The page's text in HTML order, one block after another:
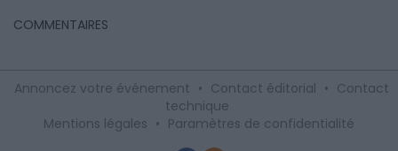
COMMENTAIRES
Annoncez votre événement • Contact éditorial • Contact
technique
Mentions légales • Paramètres de confidentialité